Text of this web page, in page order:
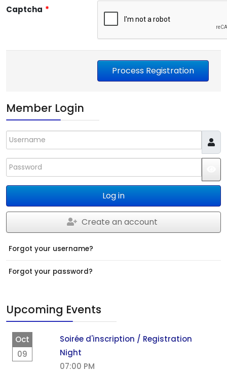
Captcha *
Member Login
Username
Password
Log in
Create an account
Forgot your username?
Forgot your password?
Upcoming Events
Oct
09
Soirée d'inscription / Registration
Night
07:00 PM